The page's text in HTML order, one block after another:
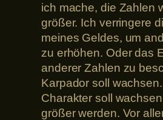
ich mache, die Zahlen
größer. Ich verringere
meines Geldes, um
zu erhöhen. Oder das
anderer Zahlen zu
Karpador soll
Charakter soll
größer werden. Vor